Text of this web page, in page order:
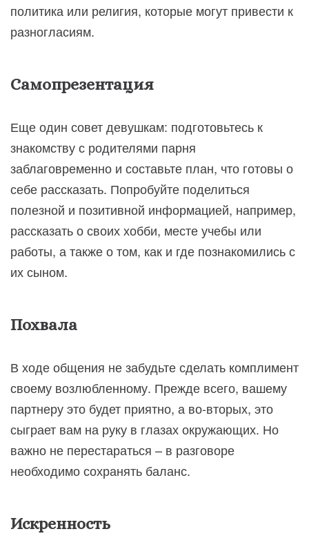
политика или религия, которые могут привести к
разногласиям.
Самопрезентация
Еще один совет девушкам: подготовьтесь к
знакомству с родителями парня
заблаговременно и составьте план, что готовы о
себе рассказать. Попробуйте поделиться
полезной и позитивной информацией, например,
рассказать о своих хобби, месте учебы или
работы, а также о том, как и где познакомились с
их сыном.
Похвала
В ходе общения не забудьте сделать комплимент
своему возлюбленному. Прежде всего, вашему
партнеру это будет приятно, а во-вторых, это
сыграет вам на руку в глазах окружающих. Но
важно не перестараться – в разговоре
необходимо сохранять баланс.
Искренность